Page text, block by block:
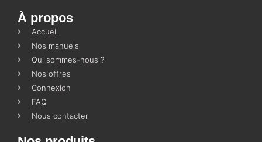
À propos
Accueil
Nos manuels
Qui sommes-nous ?
Nos offres
Connexion
FAQ
Nous contacter